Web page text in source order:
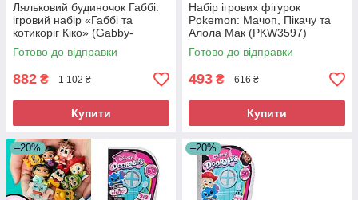
Ляльковий будиночок Габбі:
ігровий набір «Габбі та
котикоріг Кіко» (Gabby-
House) SM36205/6067672
Готово до відправки
882 ₴ 1 102 ₴
Купити
Набір ігрових фігурок
Pokemon: Мачоп, Пікачу та
Алола Мак (PKW3597)
Готово до відправки
493 ₴ 616 ₴
Купити
–20% –20%